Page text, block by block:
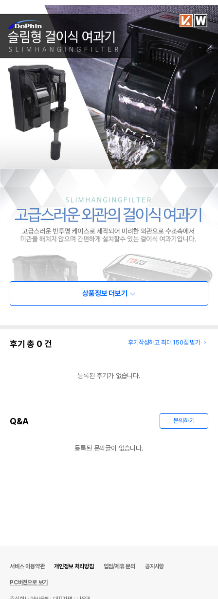
상품정보 더보기
후기 총 0 건 후기작성하고 최대 150점 받기
등록된 후기가 없습니다.
Q&A 문의하기
등록된 문의글이 없습니다.
서비스 이용약관 개인정보 처리방침 입점/제휴 문의 공지사항
PC버전으로 보기